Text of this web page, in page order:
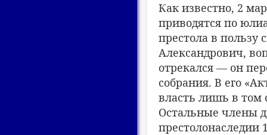
Как известно, 2
приводятся по
престола в пользу
Александрович,
отрекался — он
собрания. В его
власть лишь в том
Остальные члены
престолонаследии